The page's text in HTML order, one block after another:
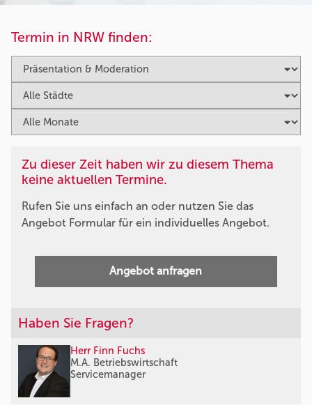
Termin in NRW finden:
Zu dieser Zeit haben wir zu diesem Thema
keine aktuellen Termine.
Rufen Sie uns einfach an oder nutzen Sie das
Angebot Formular für ein individuelles Angebot.
Angebot anfragen
Haben Sie Fragen?
Herr Finn Fuchs
M.A. Betriebswirtschaft
Servicemanager